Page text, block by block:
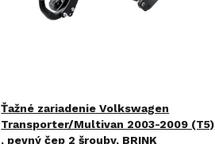
Ťažné zariadenie Volkswagen
Transporter/Multivan 2003-2009 (T5)
, pevný čep 2 šrouby, BRINK